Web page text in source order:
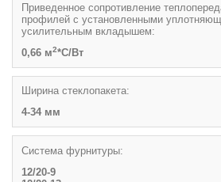
Приведенное сопротивление
профилей с установленными
усилительным вкладышем:
0,66 м2*С/Вт
Ширина стеклопакета:
4-34 мм
Система фурнитуры:
12/20-9